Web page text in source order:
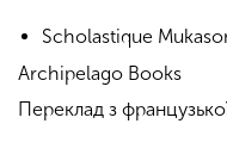
Scholastique
Archipelago Books
Переклад з